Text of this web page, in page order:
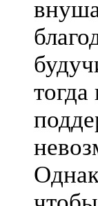
тогда